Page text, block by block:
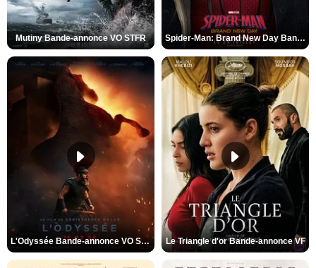
Mutiny Bande-annonce VO STFR Spider-Man: Brand New Day Bande-annonce VO STFR
L'Odyssée Bande-annonce VO STFR Le Triangle d'or Bande-annonce VF